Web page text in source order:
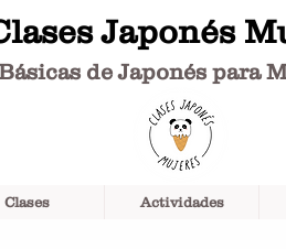
Japonés
de Japonés para
Clases Actividades